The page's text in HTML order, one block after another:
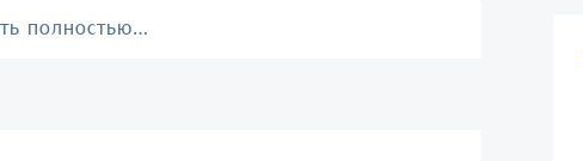
полностью…